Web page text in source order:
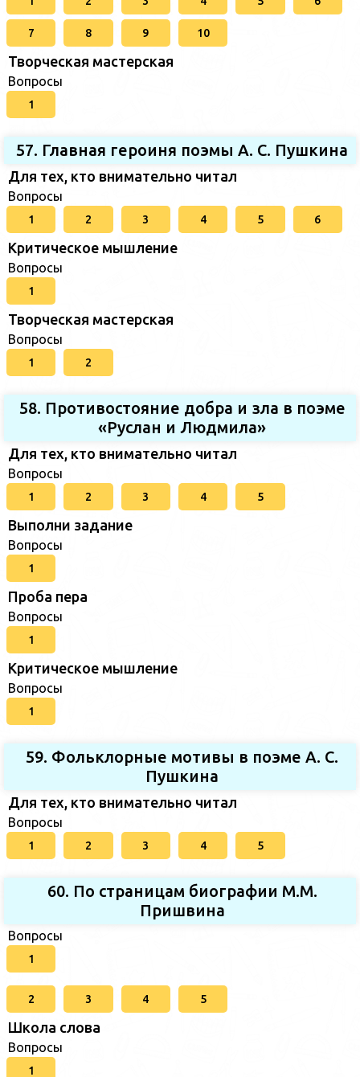
7 8 9 10
Творческая мастерская
Вопросы
1
57. Главная героиня поэмы А. С. Пушкина
Для тех, кто внимательно читал
Вопросы
1 2 3 4 5 6
Критическое мышление
Вопросы
1
Творческая мастерская
Вопросы
1 2
58. Противостояние добра и зла в поэме
«Руслан и Людмила»
Для тех, кто внимательно читал
Вопросы
1 2 3 4 5
Выполни задание
Вопросы
1
Проба пера
Вопросы
1
Критическое мышление
Вопросы
1
59. Фольклорные мотивы в поэме А. С.
Пушкина
Для тех, кто внимательно читал
Вопросы
1 2 3 4 5
60. По страницам биографии М.М.
Пришвина
Вопросы
1
2 3 4 5
Школа слова
Вопросы
1